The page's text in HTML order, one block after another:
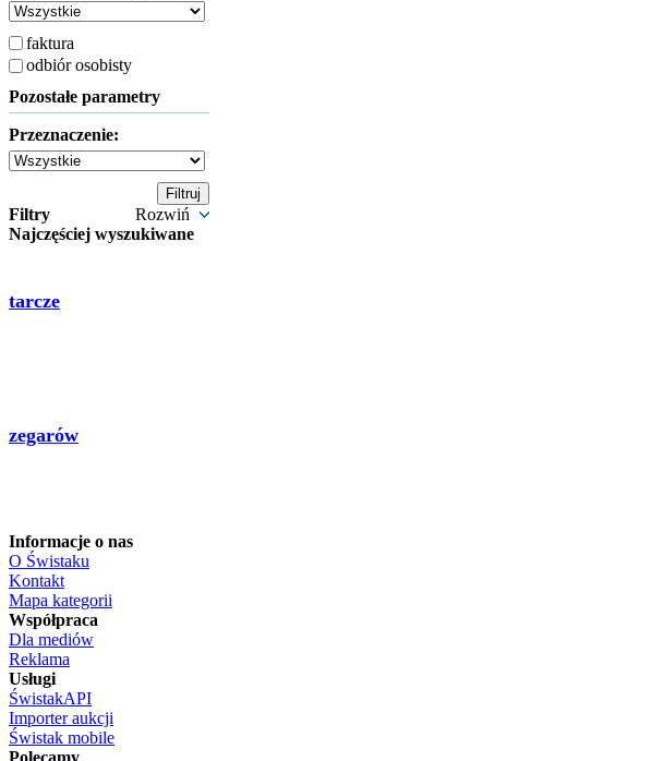
faktura
odbiór osobisty
Pozostałe parametry
Przeznaczenie:
Filtry
Rozwiń
Najczęściej wyszukiwane
tarcze
zegarów
Informacje o nas
O Świstaku
Kontakt
Mapa kategorii
Współpraca
Dla mediów
Reklama
Usługi
ŚwistakAPI
Importer aukcji
Świstak mobile
Polecamy